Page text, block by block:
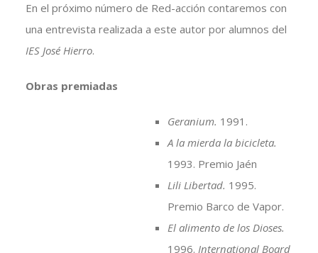
En el próximo número de Red-acción contaremos con
una entrevista realizada a este autor por alumnos del
IES José Hierro.
Obras premiadas
Geranium. 1991.
A la mierda la bicicleta.
1993. Premio Jaén
Lili Libertad. 1995.
Premio Barco de Vapor.
El alimento de los Dioses.
1996. International Board